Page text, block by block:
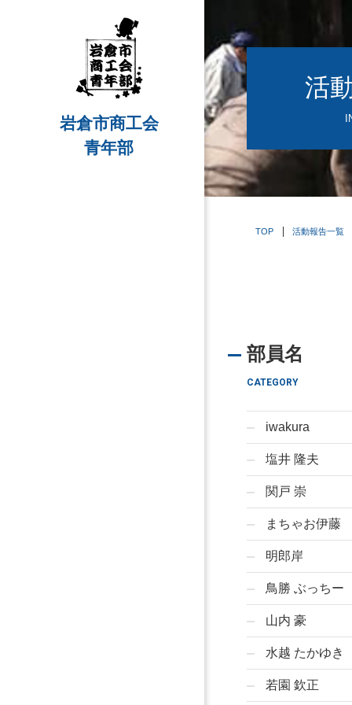
岩倉市商工会
青年部
活
TOP 活動報告一覧
部員名
CATEGORY
iwakura
塩井 隆夫
関戸 崇
まちゃお伊藤
明郎岸
鳥勝 ぶっちー
山内 豪
水越 たかゆき
若園 欽正